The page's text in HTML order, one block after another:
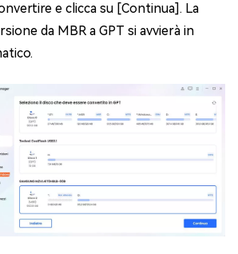
e clicca su [Continua]. La
da MBR a GPT si avvierà in